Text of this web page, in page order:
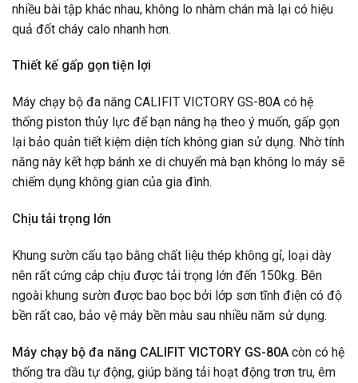
nhiều bài tập khác nhau, không lo nhàm chán mà lại có hiệu
quả đốt cháy calo nhanh hơn.
Thiết kế gấp gọn tiện lợi
Máy chạy bộ đa năng CALIFIT VICTORY GS-80A có hệ
thống piston thủy lực để bạn nâng hạ theo ý muốn, gấp gọn
lại bảo quản tiết kiệm diện tích không gian sử dụng. Nhờ tính
năng này kết hợp bánh xe di chuyển mà bạn không lo máy sẽ
chiếm dụng không gian của gia đình.
Chịu tải trọng lớn
Khung sườn cấu tạo bằng chất liệu thép không gỉ, loại dày
nên rất cứng cáp chịu được tải trọng lớn đến 150kg. Bên
ngoài khung sườn được bao bọc bởi lớp sơn tĩnh điện có độ
bền rất cao, bảo vệ máy bền màu sau nhiều năm sử dụng.
Máy chạy bộ đa năng CALIFIT VICTORY GS-80A còn có hệ
thống tra dầu tự động, giúp băng tải hoạt động trơn tru, êm